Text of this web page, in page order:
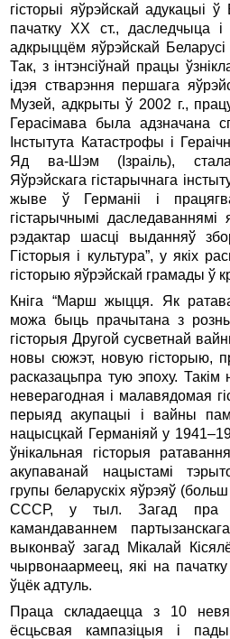
гісторыі яўрэйскай адукацыі
пачатку ХХ ст., даследчыца
адкрыццём яўрэйскай Беларусі
Так, з інтэнсіўнай працы
ідэя стварэння першага
Музей, адкрыты ў 2002 г.,
Герасімава была адзначана
Інстытута Катастрофы і
Яд ва-Шэм (Ізраіль),
Яўрэйскага гістарычнага
жыве ў Германіі і
гістарычнымі даследаваннямі
рэдактар шасці выданняў
Гісторыя і культура”, у якіх
гісторыю яўрэйскай грамады ў
Кніга “Марш жыцця. Як
можа быць прачытана з
гісторыя Другой сусветнай
новы сюжэт, новую гісторыю,
расказацьпра тую эпоху.
неверагодная і малавядомая
перыяд акупацыі і вайны
нацысцкай Германіяй у
ўнікальная гісторыя
акупаванай нацыстамі
групы беларускіх яўрэяў
СССР, у тыл. Загад пра
камандаваннем
выконваў загад Мікалай
чырвонаармеец, які на
ўцёк адтуль.
Праца складаецца з 10
ёсцьсвая кампазіцыя і